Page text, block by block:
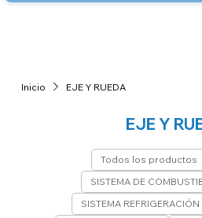
Inicio EJE Y RUEDA
EJE Y
Todos los productos
SISTEMA DE
SISTEMA REFRIGERACIÓN